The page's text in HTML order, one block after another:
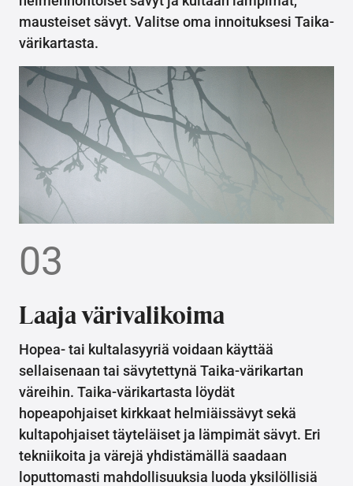
mausteiset sävyt. Valitse oma innoituksesi Taika-
värikartasta.
03
Laaja värivalikoima
Hopea- tai kultalasyyriä voidaan käyttää
sellaisenaan tai sävytettynä Taika-värikartan
väreihin. Taika-värikartasta löydät
hopeapohjaiset kirkkaat helmiäissävyt sekä
kultapohjaiset täyteläiset ja lämpimät sävyt. Eri
tekniikoita ja värejä yhdistämällä saadaan
loputtomasti mahdollisuuksia luoda yksilöllisiä